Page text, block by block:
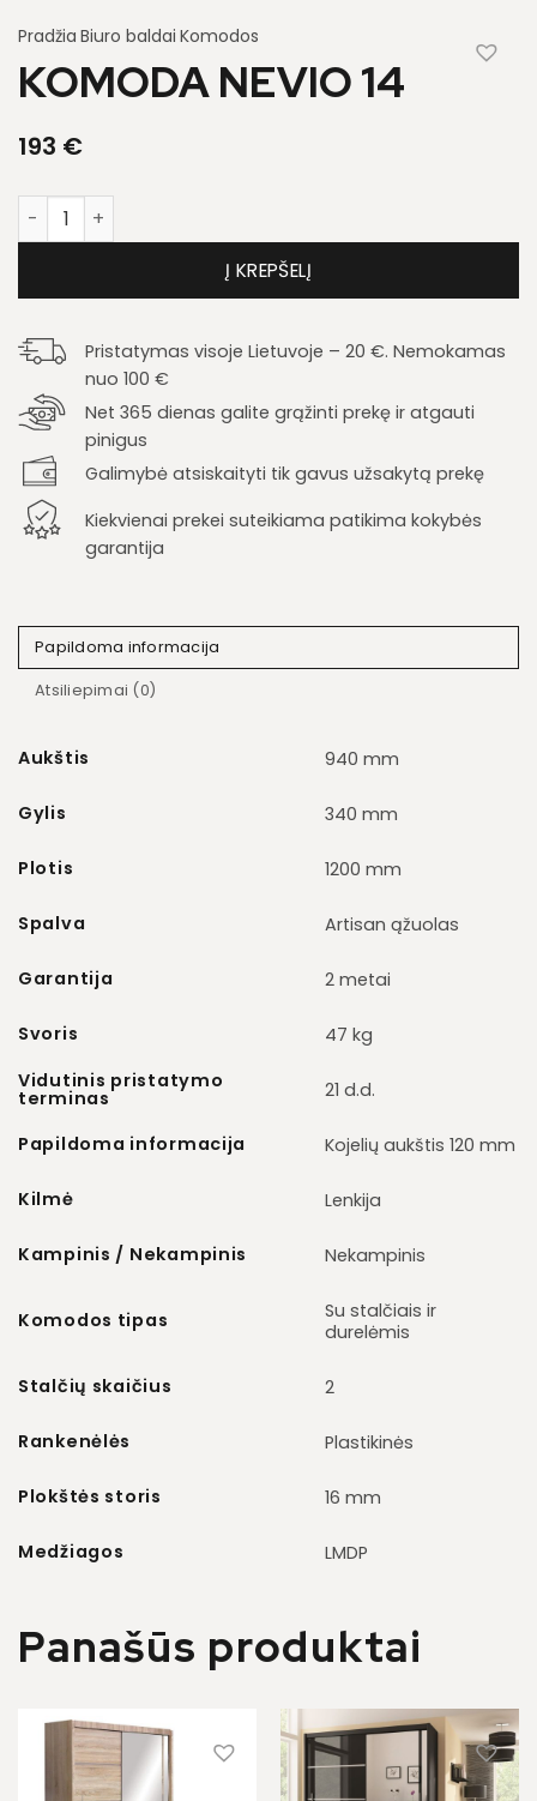
Pradžia Biuro baldai Komodos
KOMODA NEVIO 14
193 €
produkto kiekis: Komoda Nevio 14
Į KREPŠELĮ
Pristatymas visoje Lietuvoje – 20 €. Nemokamas
nuo 100 €
Net 365 dienas galite grąžinti prekę ir atgauti
pinigus
Galimybė atsiskaityti tik gavus užsakytą prekę
Kiekvienai prekei suteikiama patikima kokybės
garantija
Papildoma informacija
Atsiliepimai (0)
Aukštis 940 mm
Gylis 340 mm
Plotis 1200 mm
Spalva Artisan ąžuolas
Garantija 2 metai
Svoris
47 kg
Vidutinis pristatymo
terminas 21 d.d.
Papildoma informacija Kojelių aukštis 120 mm
Kilmė Lenkija
Kampinis / Nekampinis Nekampinis
Komodos tipas
Su stalčiais ir
durelėmis
Stalčių skaičius 2
Rankenėlės Plastikinės
Plokštės storis 16 mm
Medžiagos LMDP
Panašūs produktai